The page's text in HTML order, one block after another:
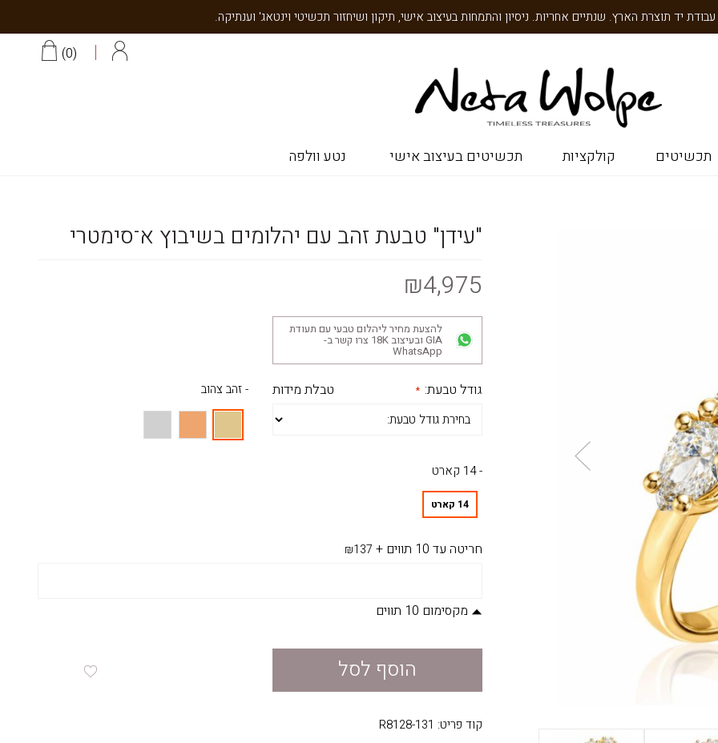
0
תכשיטים קולקציות תכשיטים בעיצוב אישי נטע וולפה
"עידן" טבעת זהב עם יהלומים בשיבוץ א־סימטרי
₪4,975
להצעת מחיר ליהלום טבעי עם תעודת
GIA ובעיצוב 18K צרו קשר ב-
WhatsApp
טבלת מידות גודל טבעת: - זהב צהוב
- 14 קארט
14 קארט
חריטה עד 10 תווים +
₪137
מקסימום 10 תווים
הוסף לסל
קוד פריט: R8128-131